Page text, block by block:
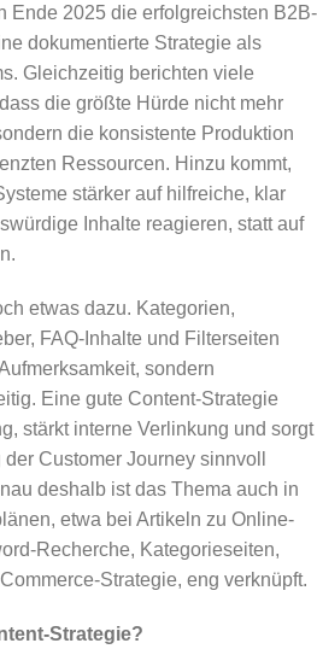
Ende 2025 die erfolgreichsten B2B-
dokumentierte Strategie als
Gleichzeitig berichten viele
die größte Hürde nicht mehr
die konsistente Produktion
Ressourcen. Hinzu kommt,
stärker auf hilfreiche, klar
Inhalte reagieren, statt auf
etwas dazu. Kategorien,
FAQ-Inhalte und Filterseiten
sondern
Eine gute Content-Strategie
stärkt interne Verlinkung und sorgt
Customer Journey sinnvoll
deshalb ist das Thema auch in
etwa bei Artikeln zu Online-
Recherche, Kategorieseiten,
Strategie, eng verknüpft.
Strategie?